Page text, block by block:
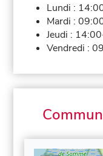
Lundi :
Mardi :
Jeudi :
Vendredi :